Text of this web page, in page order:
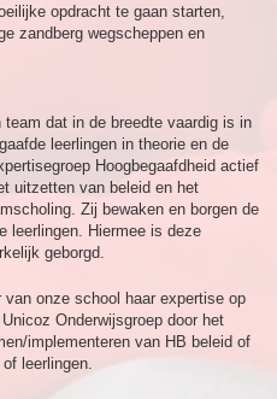
opdracht te gaan starten,
zandberg wegscheppen en
dat in de breedte vaardig is in
leerlingen in theorie en de
Hoogbegaafdheid actief
uitzetten van beleid en het
Zij bewaken en borgen de
leerlingen. Hiermee is deze
geborgd.
van onze school haar expertise op
Onderwijsgroep door het
implementeren van HB beleid of
leerlingen.